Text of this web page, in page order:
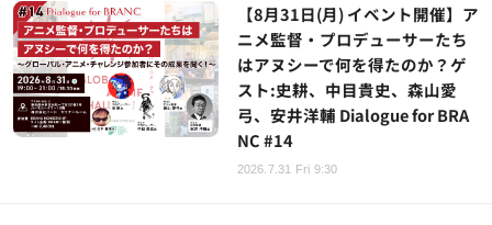
【8月31日(月) イベント開催】ア
ニメ監督・プロデューサーたち
はアヌシーで何を得たのか？ゲ
スト:史耕、中目貴史、森山愛
弓、安井洋輔 Dialogue for BRA
NC #14
2026.7.31 Fri 9:30